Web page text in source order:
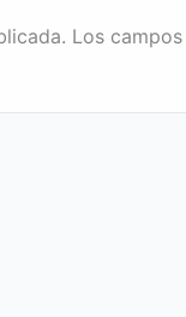
Los